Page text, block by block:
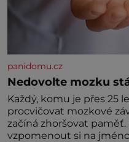
panidomu.cz
Nedovolte mozku
Každý, komu je přes 25
procvičovat mozkové
začíná zhoršovat
vzpomenout si na